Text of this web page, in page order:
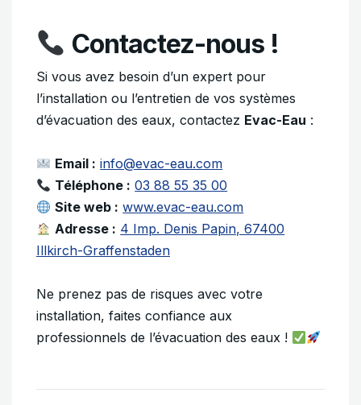
Contactez-nous !
Si vous avez besoin d’un expert pour
l’installation ou l’entretien de vos systèmes
d’évacuation des eaux, contactez Evac-Eau :
Email : info@evac-eau.com
Téléphone : 03 88 55 35 00
Site web : www.evac-eau.com
Adresse : 4 Imp. Denis Papin, 67400
Illkirch-Graffenstaden
Ne prenez pas de risques avec votre
installation, faites confiance aux
professionnels de l’évacuation des eaux !